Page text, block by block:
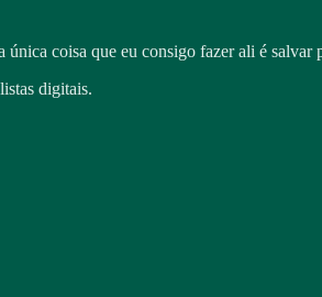
coisa que eu consigo fazer ali é salvar
digitais.